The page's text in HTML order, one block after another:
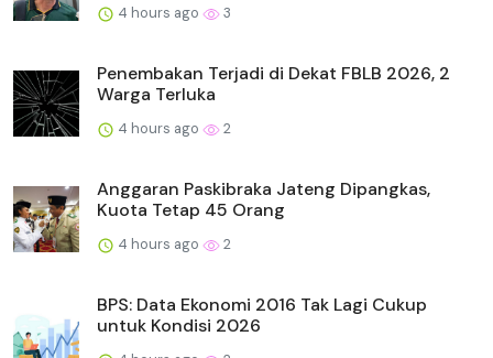
4 hours ago 3
Penembakan Terjadi di Dekat FBLB 2026, 2
Warga Terluka
4 hours ago 2
Anggaran Paskibraka Jateng Dipangkas,
Kuota Tetap 45 Orang
4 hours ago 2
BPS: Data Ekonomi 2016 Tak Lagi Cukup
untuk Kondisi 2026